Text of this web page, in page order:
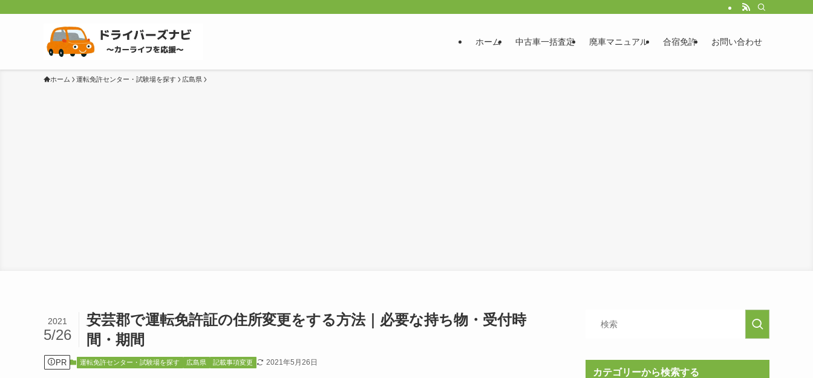
ホーム 中古車一括査定 廃車マニュアル 合宿免許 お問い合わせ
ホーム 運転免許センター・試験場を探す 広島県
安芸郡で運転免許証の住所変更をする方法｜必要な持ち物・受付時
間・期間
2021
5/26
PR 運転免許センター・試験場を探す 広島県 記載事項変更 2021年5月26日
カテゴリーから検索する